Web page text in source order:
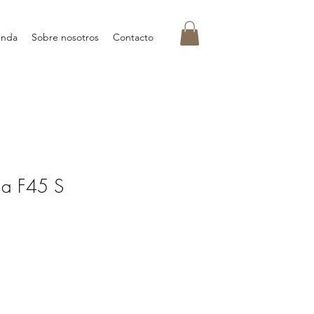
Sobre nosotros Contacto
F45 S